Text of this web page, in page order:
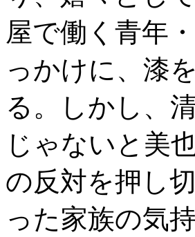
屋で働く青年
っかけに、漆
る。しかし、
じゃないと美
の反対を押し
った家族の気